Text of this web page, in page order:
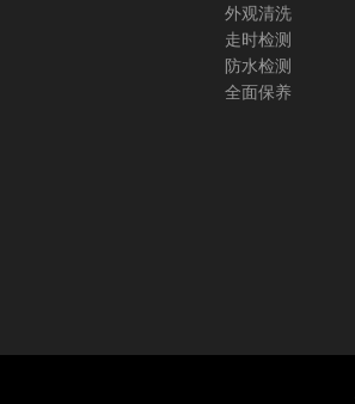
外观清洗
走时检测
防水检测
全面保养